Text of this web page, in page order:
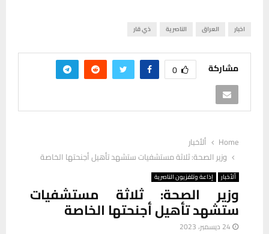
اخبار العراق الناصرية ذي قار
مشاركة 0
Home
ألأخبار
وزير الصحة: ثلاثة مستشفيات ستشهد تأهيل أجنحتها الخاصة
ألأخبار إذاعة وتلفزيون الناصرية
وزير الصحة: ثلاثة مستشفيات
ستشهد تأهيل أجنحتها الخاصة
24 ديسمبر، 2023